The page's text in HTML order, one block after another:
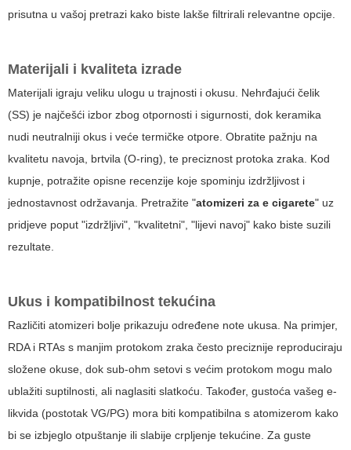
prisutna u vašoj pretrazi kako biste lakše filtrirali relevantne opcije.
Materijali i kvaliteta izrade
Materijali igraju veliku ulogu u trajnosti i okusu. Nehrđajući čelik
(SS) je najčešći izbor zbog otpornosti i sigurnosti, dok keramika
nudi neutralniji okus i veće termičke otpore. Obratite pažnju na
kvalitetu navoja, brtvila (O-ring), te preciznost protoka zraka. Kod
kupnje, potražite opisne recenzije koje spominju izdržljivost i
jednostavnost održavanja. Pretražite "atomizeri za e cigarete" uz
pridjeve poput "izdržljivi", "kvalitetni", "lijevi navoj" kako biste suzili
rezultate.
Ukus i kompatibilnost tekućina
Različiti atomizeri bolje prikazuju određene note ukusa. Na primjer,
RDA i RTAs s manjim protokom zraka često preciznije reproduciraju
složene okuse, dok sub-ohm setovi s većim protokom mogu malo
ublažiti suptilnosti, ali naglasiti slatkoću. Također, gustoća vašeg e-
likvida (postotak VG/PG) mora biti kompatibilna s atomizerom kako
bi se izbjeglo otpuštanje ili slabije crpljenje tekućine. Za guste